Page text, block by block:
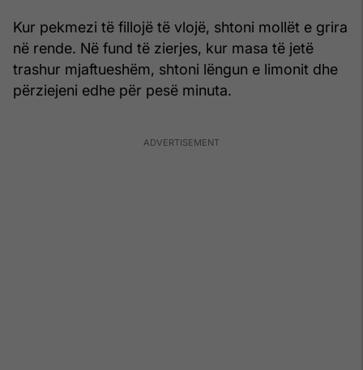
Kur pekmezi të fillojë të vlojë, shtoni mollët e grira
në rende. Në fund të zierjes, kur masa të jetë
trashur mjaftueshëm, shtoni lëngun e limonit dhe
përziejeni edhe për pesë minuta.